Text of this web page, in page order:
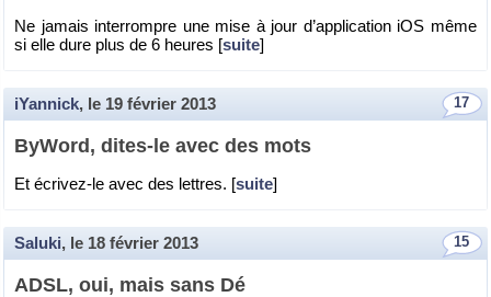
Ne ja­mais in­ter­rompre une mise à jour d’ap­pli­ca­tion iOS même
si elle dure plus de 6 heures [suite]
17
iYannick, le 19 février 2013
By­Word, dites-le avec des mots
Et écri­vez-le avec des lettres. [suite]
15
Saluki, le 18 février 2013
ADSL, oui, mais sans Dé